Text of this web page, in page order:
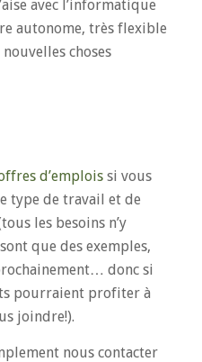
avec l’informatique
autonome, très flexible
choses
d’emploissi vous
type de travail et de
les besoins n’y
que des exemples,
donc si
pourraient profiter à
joindre!).
nous contacter